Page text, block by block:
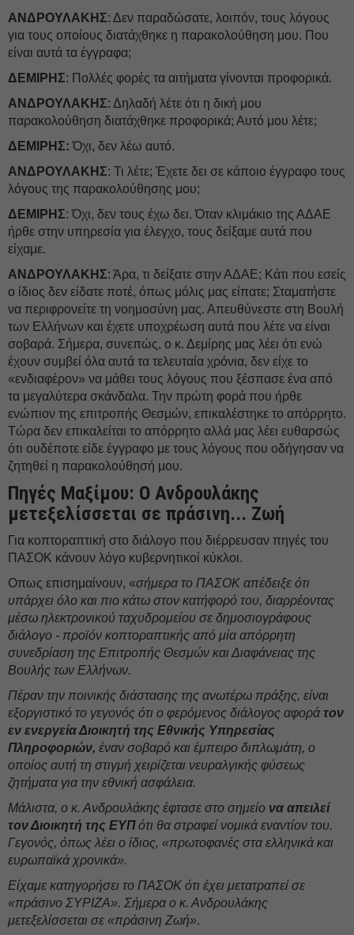
ΑΝΔΡΟΥΛΑΚΗΣ: Δεν παραδώσατε, λοιπόν, τους λόγους
για τους οποίους διατάχθηκε η παρακολούθηση μου. Που
είναι αυτά τα έγγραφα;
ΔΕΜΙΡΗΣ: Πολλές φορές τα αιτήματα γίνονται προφορικά.
ΑΝΔΡΟΥΛΑΚΗΣ: Δηλαδή λέτε ότι η δική μου
παρακολούθηση διατάχθηκε προφορικά; Αυτό μου λέτε;
ΔΕΜΙΡΗΣ: Όχι, δεν λέω αυτό.
ΑΝΔΡΟΥΛΑΚΗΣ: Τι λέτε; Έχετε δει σε κάποιο έγγραφο τους
λόγους της παρακολούθησης μου;
ΔΕΜΙΡΗΣ: Όχι, δεν τους έχω δει. Όταν κλιμάκιο της ΑΔΑΕ
ήρθε στην υπηρεσία για έλεγχο, τους δείξαμε αυτά που
είχαμε.
ΑΝΔΡΟΥΛΑΚΗΣ: Άρα, τι δείξατε στην ΑΔΑΕ; Κάτι που εσείς
ο ίδιος δεν είδατε ποτέ, όπως μόλις μας είπατε; Σταματήστε
να περιφρονείτε τη νοημοσύνη μας. Απευθύνεστε στη Βουλή
των Ελλήνων και έχετε υποχρέωση αυτά που λέτε να είναι
σοβαρά. Σήμερα, συνεπώς, ο κ. Δεμίρης μας λέει ότι ενώ
έχουν συμβεί όλα αυτά τα τελευταία χρόνια, δεν είχε το
«ενδιαφέρον» να μάθει τους λόγους που ξέσπασε ένα από
τα μεγαλύτερα σκάνδαλα. Την πρώτη φορά που ήρθε
ενώπιον της επιτροπής Θεσμών, επικαλέστηκε το απόρρητο.
Τώρα δεν επικαλείται το απόρρητο αλλά μας λέει ευθαρσώς
ότι ουδέποτε είδε έγγραφο με τους λόγους που οδήγησαν να
ζητηθεί η παρακολούθησή μου.
Πηγές Μαξίμου: Ο Ανδρουλάκης
μετεξελίσσεται σε πράσινη... Ζωή
Για κοπτοραπτική στο διάλογο που διέρρευσαν πηγές του
ΠΑΣΟΚ κάνουν λόγο κυβερνητικοί κύκλοι.
Οπως επισημαίνουν, «σήμερα το ΠΑΣΟΚ απέδειξε ότι
υπάρχει όλο και πιο κάτω στον κατήφορό του, διαρρέοντας
μέσω ηλεκτρονικού ταχυδρομείου σε δημοσιογράφους
διάλογο - προϊόν κοπτοραπτικής από μία απόρρητη
συνεδρίαση της Επιτροπής Θεσμών και Διαφάνειας της
Βουλής των Ελλήνων.
Πέραν την ποινικής διάστασης της ανωτέρω πράξης, είναι
εξοργιστικό το γεγονός ότι ο φερόμενος διάλογος αφορά τον
εν ενεργεία Διοικητή της Εθνικής Υπηρεσίας
Πληροφοριών, έναν σοβαρό και έμπειρο διπλωμάτη, ο
οποίος αυτή τη στιγμή χειρίζεται νευραλγικής φύσεως
ζητήματα για την εθνική ασφάλεια.
Μάλιστα, ο κ. Ανδρουλάκης έφτασε στο σημείο να απειλεί
τον Διοικητή της ΕΥΠότι θα στραφεί νομικά εναντίον του.
Γεγονός, όπως λέει ο ίδιος, «πρωτοφανές στα ελληνικά και
ευρωπαϊκά χρονικά».
Είχαμε κατηγορήσει το ΠΑΣΟΚ ότι έχει μετατραπεί σε
«πράσινο ΣΥΡΙΖΑ». Σήμερα ο κ. Ανδρουλάκης
μετεξελίσσεται σε «πράσινη Ζωή».